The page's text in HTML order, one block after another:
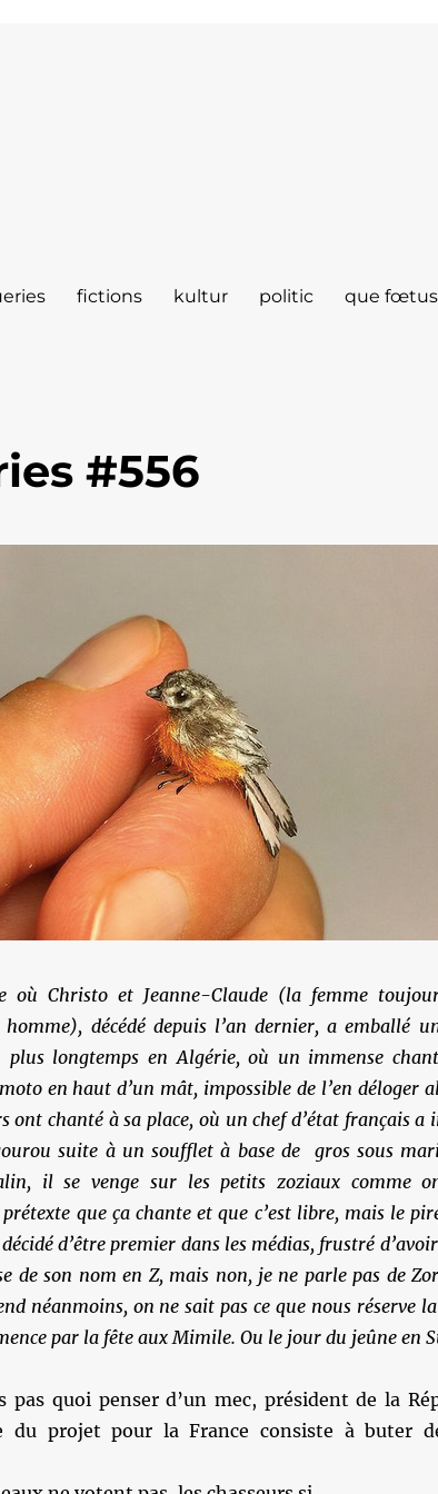
fictions kultur politic que fœtus
#556
où Christo et Jeanne-Claude (la femme
décédé depuis l’an dernier, a emballé
longtemps en Algérie, où un immense
en haut d’un mât, impossible de l’en déloger
ont chanté à sa place, où un chef d’état français a
suite à un soufflet à base de gros sous
il se venge sur les petits zoziaux comme
que ça chante et que c’est libre, mais le
décidé d’être premier dans les médias, frustré
de son nom en Z, mais non, je ne parle pas de
néanmoins, on ne sait pas ce que nous réserve
par la fête aux Mimile. Ou le jour du jeûne en
pas quoi penser d’un mec, président de la
du projet pour la France consiste à buter